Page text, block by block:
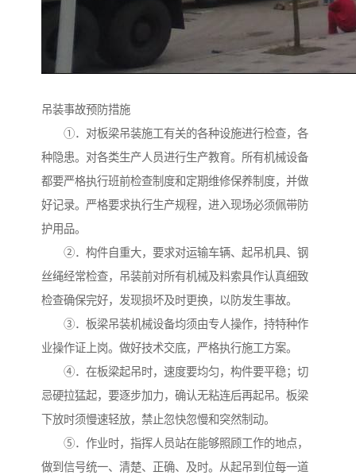
吊装事故预防措施
①．对板梁吊装施工有关的各种设施进行检查，各
种隐患。对各类生产人员进行生产教育。所有机械设备
都要严格执行班前检查制度和定期维修保养制度，并做
好记录。严格要求执行生产规程，进入现场必须佩带防
护用品。
②．构件自重大，要求对运输车辆、起吊机具、钢
丝绳经常检查，吊装前对所有机械及料索具作认真细致
检查确保完好，发现损坏及时更换，以防发生事故。
③．板梁吊装机械设备均须由专人操作，持特种作
业操作证上岗。做好技术交底，严格执行施工方案。
④．在板梁起吊时，速度要均匀，构件要平稳；切
忌硬拉猛起，要逐步加力，确认无粘连后再起吊。板梁
下放时须慢速轻放，禁止忽快忽慢和突然制动。
⑤．作业时，指挥人员站在能够照顾工作的地点，
做到信号统一、清楚、正确、及时。从起吊到位每一道